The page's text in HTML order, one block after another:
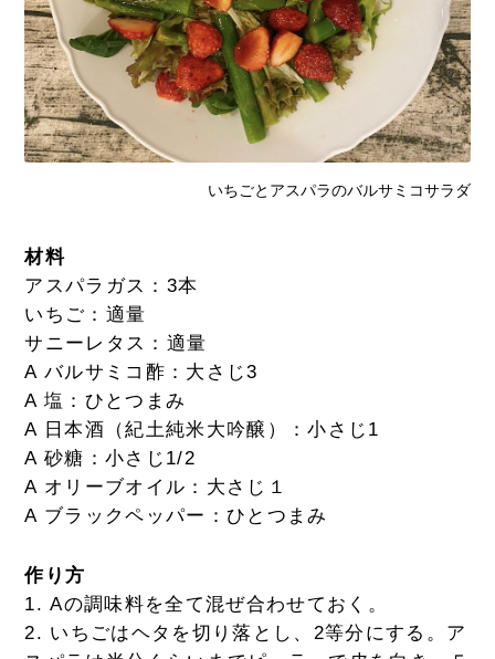
いちごとアスパラのバルサミコサラダ
材料
アスパラガス：3本
いちご：適量
サニーレタス：適量
A バルサミコ酢：大さじ3
A 塩：ひとつまみ
A 日本酒（紀土純米大吟醸）：小さじ1
A 砂糖：小さじ1/2
A オリーブオイル：大さじ１
A ブラックペッパー：ひとつまみ
作り方
1. Aの調味料を全て混ぜ合わせておく。
2. いちごはヘタを切り落とし、2等分にする。ア